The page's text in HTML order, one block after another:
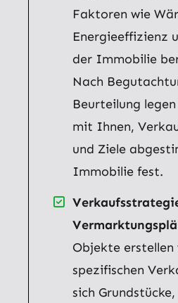
Faktoren wie
Energieeffizienz
der Immobilie
Nach
Beurteilung
mit Ihnen,
und Ziele
Immobilie fest.
Objekte erstellen
spezifischen
sich